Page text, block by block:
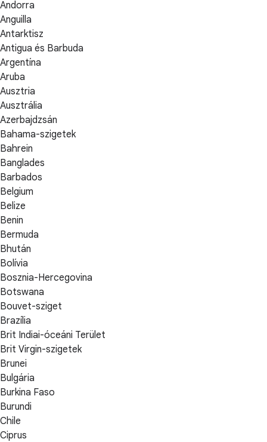
Andorra
Anguilla
Antarktisz
Antigua és Barbuda
Argentína
Aruba
Ausztria
Ausztrália
Azerbajdzsán
Bahama-szigetek
Bahrein
Banglades
Barbados
Belgium
Belize
Benin
Bermuda
Bhután
Bolívia
Bosznia-Hercegovina
Botswana
Bouvet-sziget
Brazília
Brit Indiai-óceáni Terület
Brit Virgin-szigetek
Brunei
Bulgária
Burkina Faso
Burundi
Chile
Ciprus